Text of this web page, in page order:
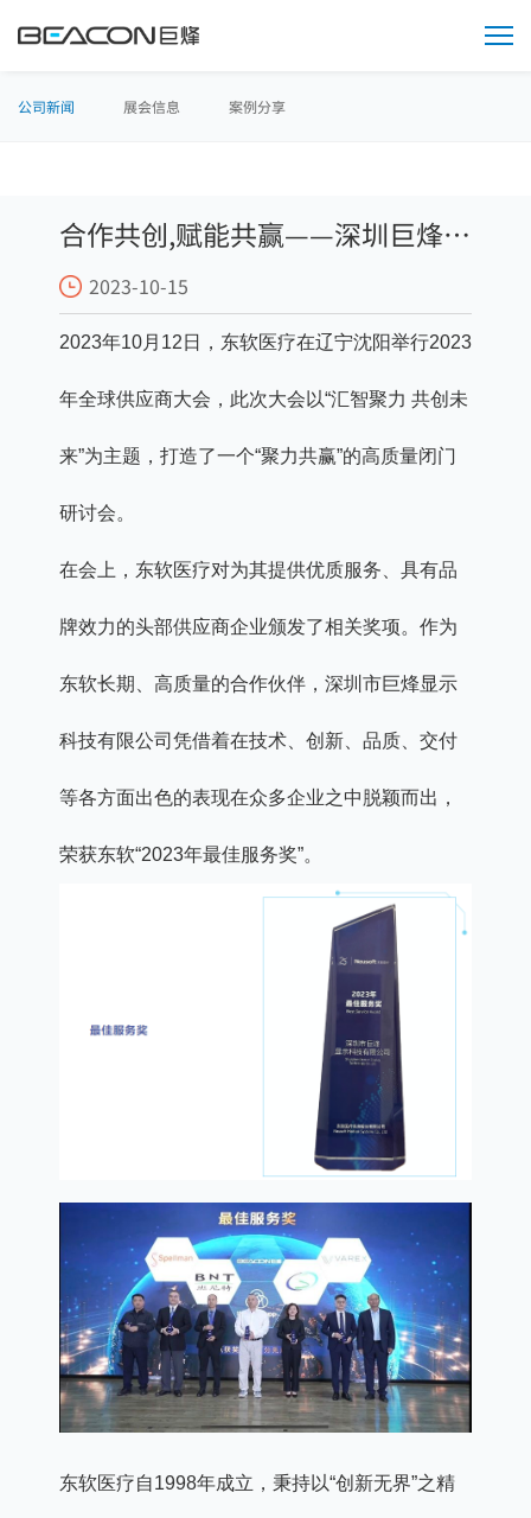
公司新闻 展会信息 案例分享
合作共创,赋能共赢——深圳巨烽荣
膺东软“2023年最佳服务奖”
2023-10-15
2023年10月12日，东软医疗在辽宁沈阳举行2023
年全球供应商大会，此次大会以“汇智聚力 共创未
来”为主题，打造了一个“聚力共赢”的高质量闭门
研讨会。
在会上，东软医疗对为其提供优质服务、具有品
牌效力的头部供应商企业颁发了相关奖项。作为
东软长期、高质量的合作伙伴，深圳市巨烽显示
科技有限公司凭借着在技术、创新、品质、交付
等各方面出色的表现在众多企业之中脱颖而出，
荣获东软“2023年最佳服务奖”。
东软医疗自1998年成立，秉持以“创新无界”之精